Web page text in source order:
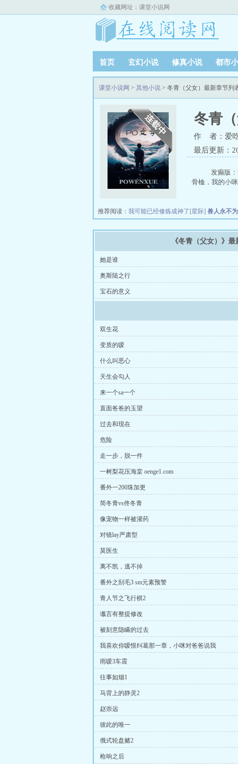
收藏网址： 课堂小说网
首页 玄幻小说 修真小说 都市
课堂小说网 > 其他小说 > 冬青（父女）最新章节列
冬青（
作 者：爱
最后更新：
发癫版：
骨桖，我的小
推荐阅读： 我可能已经修炼成神了[星际] 兽人永不为
《冬青（父女）》最
她是谁
奥斯陆之行
宝石的意义
双生花
变质的嗳
什么叫恶心
天生会勾人
来一个sa一个
直面爸爸的玉望
过去和现在
危险
走一步，脱一件
一树梨花压海棠 oenge1.com
番外一200珠加更
简冬青vs佟冬青
像宠物一样被灌药
对镜lay严肃型
莫医生
离不凯，逃不掉
番外之刮毛3 sm元素预警
青人节之飞行棋2
谶言有整提修改
被刻意隐瞒的过去
我喜欢你嗳恨纠葛那一章，小咪对爸爸说我
雨嗳3车震
往事如烟1
马背上的静灵2
赵崇远
彼此的唯一
俄式轮盘赌2
枪响之后